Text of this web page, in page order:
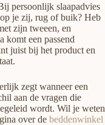
persoonlijk slaapadvies
je zij, rug of buik? Heb
zijn tweeen, en
komt een passend
juist bij het product en
zegt wanneer een
aan de vragen die
wordt. Wil je weten
over de beddenwinkel